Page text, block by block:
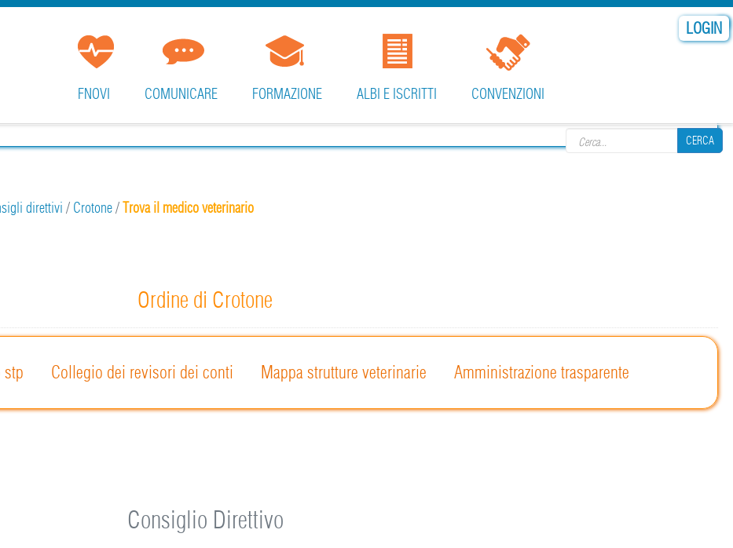
LOGIN
CERCA
FNOVI COMUNICARE FORMAZIONE ALBI E ISCRITTI
CONVENZIONI
direttivi / Crotone/Trova il medico veterinario
Ordine di Crotone
stp Collegio dei revisori dei conti Mappa strutture veterinarie Amministrazione trasparente
Consiglio Direttivo